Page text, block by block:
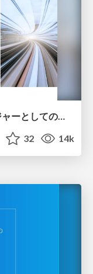
エンジニアとしての自分とマネージャーとしての自分の狭間で、どう成長していくのか？（AWS DevDay 2023登壇資料）
32 14k